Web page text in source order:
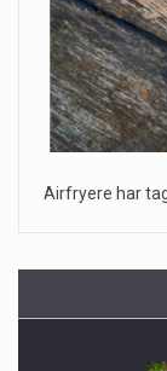
Airfryere har